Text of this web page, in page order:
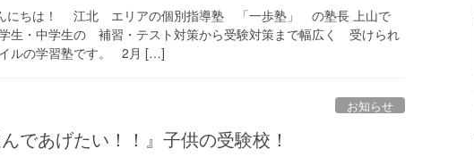
にちは！ 江北 エリアの個別指導塾 「一歩塾」 の塾長 上山で
生・中学生の 補習・テスト対策から受験対策まで幅広く 受けられ
ルの学習塾です。 2月 […]
お知らせ
んであげたい！！』子供の受験校！